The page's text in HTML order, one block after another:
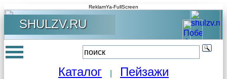
ReklamYa-FullScreen
SHULZV.RU
Каталог Пейзажи